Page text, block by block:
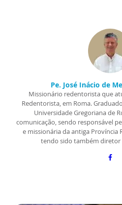
Pe. José Inácio de
Missionário redentorista que
Redentorista, em Roma.
Universidade Gregoriana de
comunicação, sendo responsável
e missionária da antiga Província
tendo sido também diretor